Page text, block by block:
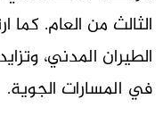
الثالث من العام.
الطيران المدني،
في المسارات الجوية.